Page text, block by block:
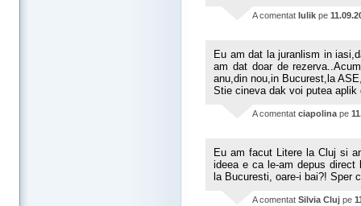
A comentat Iulik pe
Eu am dat la juranlism in
am dat doar de
anu,din nou,in Bucurest,la
Stie cineva dak voi putea aplik
A comentat ciapolina pe
Eu am facut Litere la Cluj si
ideea e ca le-am depus
la Bucuresti, oare-i bai?! Sper
A comentat Silvia Cluj pe